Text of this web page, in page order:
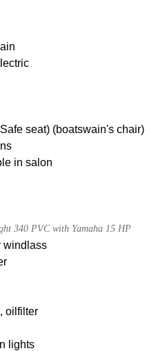
seat) (boatswain's chair)
in salon
340 PVC with Yamaha 15 HP
windlass
oilfilter
lights